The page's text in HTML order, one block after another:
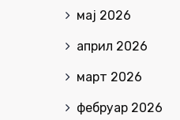
мај 2026
април 2026
март 2026
фебруар 2026